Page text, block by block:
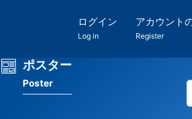
ログイン
Log in
アカウント
Register
ポスター
Poster